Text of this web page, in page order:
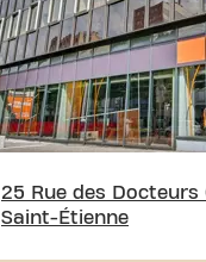
25 Rue des Docteurs
Saint-Étienne